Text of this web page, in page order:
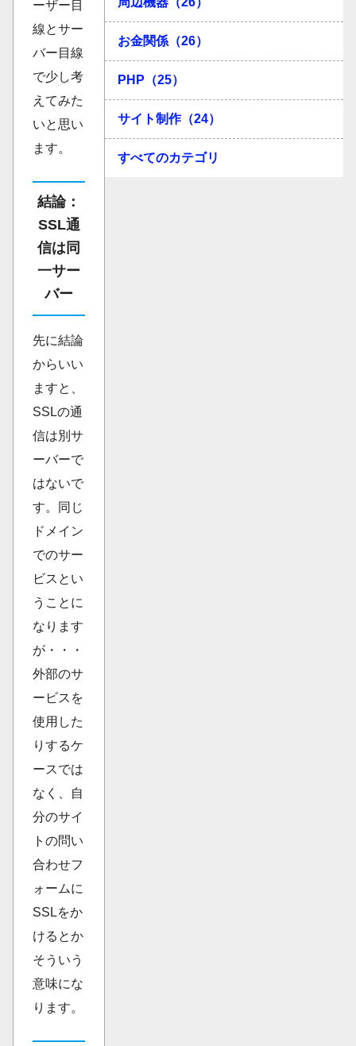
ーザー目
線とサー
バー目線
で少し考
えてみた
いと思い
ます。
結論：
SSL通
信は同
一サー
バー
先に結論
からいい
ますと、
SSLの通
信は別サ
ーバーで
はないで
す。同じ
ドメイン
でのサー
ビスとい
うことに
なります
が・・・
外部のサ
ービスを
使用した
りするケ
ースでは
なく、自
分のサイ
トの問い
合わせフ
ォームに
SSLをか
けるとか
そういう
意味にな
ります。
お金関係（26）
PHP（25）
サイト制作（24）
すべてのカテゴリ